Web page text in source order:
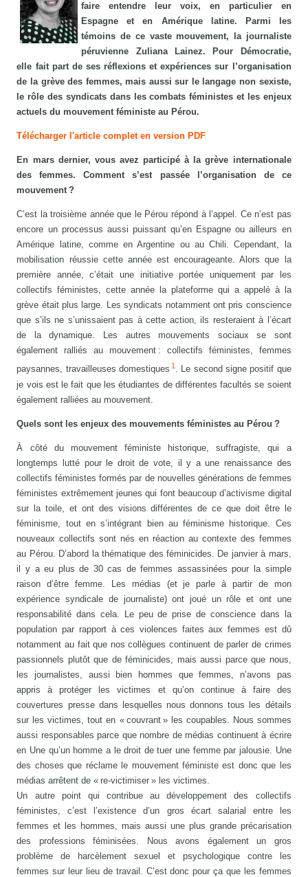
faire entendre leur voix, en particulier en
Espagne et en Amérique latine. Parmi les
témoins de ce vaste mouvement, la journaliste
péruvienne Zuliana Lainez. Pour Démocratie,
elle fait part de ses réflexions et expériences sur l’organisation
de la grève des femmes, mais aussi sur le langage non sexiste,
le rôle des syndicats dans les combats féministes et les enjeux
actuels du mouvement féministe au Pérou.
Télécharger l'article complet en version PDF
En mars dernier, vous avez participé à la grève internationale
des femmes. Comment s’est passée l’organisation de ce
mouvement ?
C’est la troisième année que le Pérou répond à l’appel. Ce n’est pas
encore un processus aussi puissant qu’en Espagne ou ailleurs en
Amérique latine, comme en Argentine ou au Chili. Cependant, la
mobilisation réussie cette année est encourageante. Alors que la
première année, c’était une initiative portée uniquement par les
collectifs féministes, cette année la plateforme qui a appelé à la
grève était plus large. Les syndicats notamment ont pris conscience
que s’ils ne s’unissaient pas à cette action, ils resteraient à l’écart
de la dynamique. Les autres mouvements sociaux se sont
également ralliés au mouvement : collectifs féministes, femmes
paysannes, travailleuses domestiques 1. Le second signe positif que
je vois est le fait que les étudiantes de différentes facultés se soient
également ralliées au mouvement.
Quels sont les enjeux des mouvements féministes au Pérou ?
À côté du mouvement féministe historique, suffragiste, qui a
longtemps lutté pour le droit de vote, il y a une renaissance des
collectifs féministes formés par de nouvelles générations de femmes
féministes extrêmement jeunes qui font beaucoup d’activisme digital
sur la toile, et ont des visions différentes de ce que doit être le
féminisme, tout en s’intégrant bien au féminisme historique. Ces
nouveaux collectifs sont nés en réaction au contexte des femmes
au Pérou. D’abord la thématique des féminicides. De janvier à mars,
il y a eu plus de 30 cas de femmes assassinées pour la simple
raison d’être femme. Les médias (et je parle à partir de mon
expérience syndicale de journaliste) ont joué un rôle et ont une
responsabilité dans cela. Le peu de prise de conscience dans la
population par rapport à ces violences faites aux femmes est dû
notamment au fait que nos collègues continuent de parler de crimes
passionnels plutôt que de féminicides, mais aussi parce que nous,
les journalistes, aussi bien hommes que femmes, n’avons pas
appris à protéger les victimes et qu’on continue à faire des
couvertures presse dans lesquelles nous donnons tous les détails
sur les victimes, tout en « couvrant » les coupables. Nous sommes
aussi responsables parce que nombre de médias continuent à écrire
en Une qu’un homme a le droit de tuer une femme par jalousie. Une
des choses que réclame le mouvement féministe est donc que les
médias arrêtent de « re-victimiser » les victimes.
Un autre point qui contribue au développement des collectifs
féministes, c’est l’existence d’un gros écart salarial entre les
femmes et les hommes, mais aussi une plus grande précarisation
des professions féminisées. Nous avons également un gros
problème de harcèlement sexuel et psychologique contre les
femmes sur leur lieu de travail. C’est donc pour ça que les femmes